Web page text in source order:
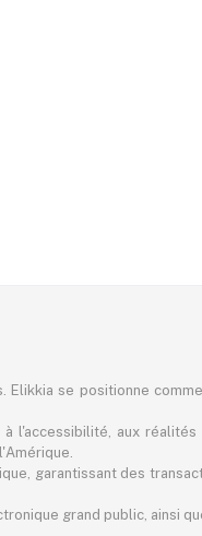
se positionne
l'accessibilité, aux
garantissant des
grand public, ainsi